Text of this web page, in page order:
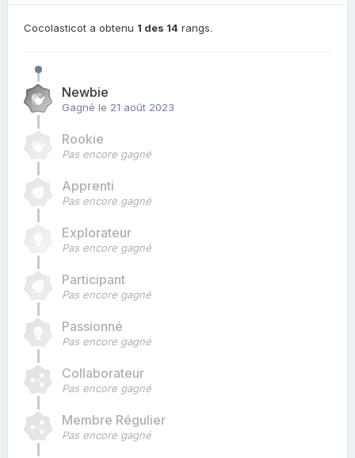
Cocolasticot a obtenu 1 des 14 rangs.
Newbie
Gagné le 21 août 2023
Rookie
Pas encore gagné
Apprenti
Pas encore gagné
Explorateur
Pas encore gagné
Participant
Pas encore gagné
Passionné
Pas encore gagné
Collaborateur
Pas encore gagné
Membre Régulier
Pas encore gagné